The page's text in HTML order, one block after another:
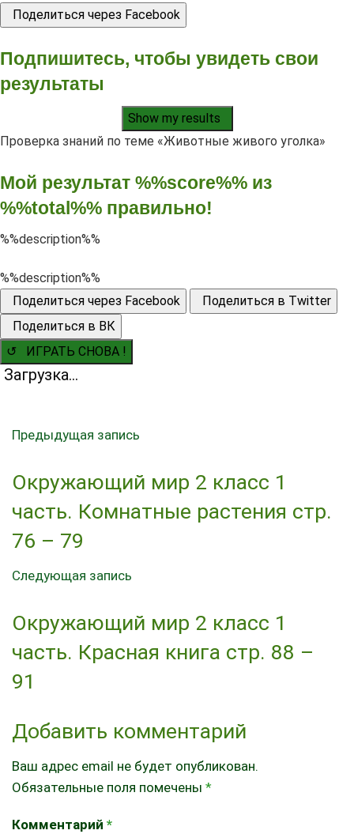
Поделиться через Facebook
Подпишитесь, чтобы увидеть свои
результаты
Show my results
Проверка знаний по теме «Животные живого уголка»
Мой результат %%score%% из
%%total%% правильно!
%%description%%
%%description%%
Поделиться через Facebook
Поделиться в Twitter
Поделиться в ВК
↺ ИГРАТЬ СНОВА !
Загрузка...
Предыдущая запись
Окружающий мир 2 класс 1
часть. Комнатные растения стр.
76 – 79
Следующая запись
Окружающий мир 2 класс 1
часть. Красная книга стр. 88 –
91
Добавить комментарий
Ваш адрес email не будет опубликован.
Обязательные поля помечены *
Комментарий *